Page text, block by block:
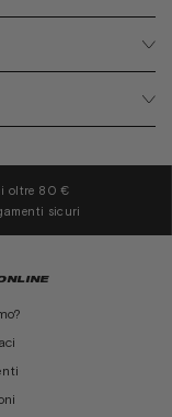
oltre 80 €
sicuri